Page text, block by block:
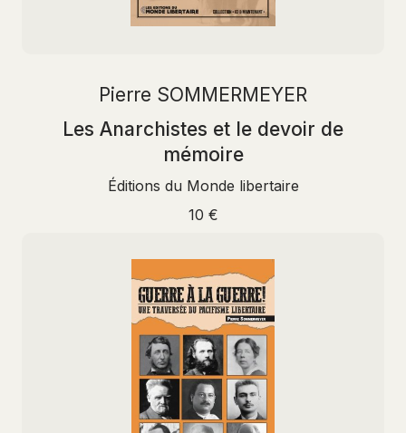
Pierre SOMMERMEYER
Les Anarchistes et le devoir de
mémoire
Éditions du Monde libertaire
10 €